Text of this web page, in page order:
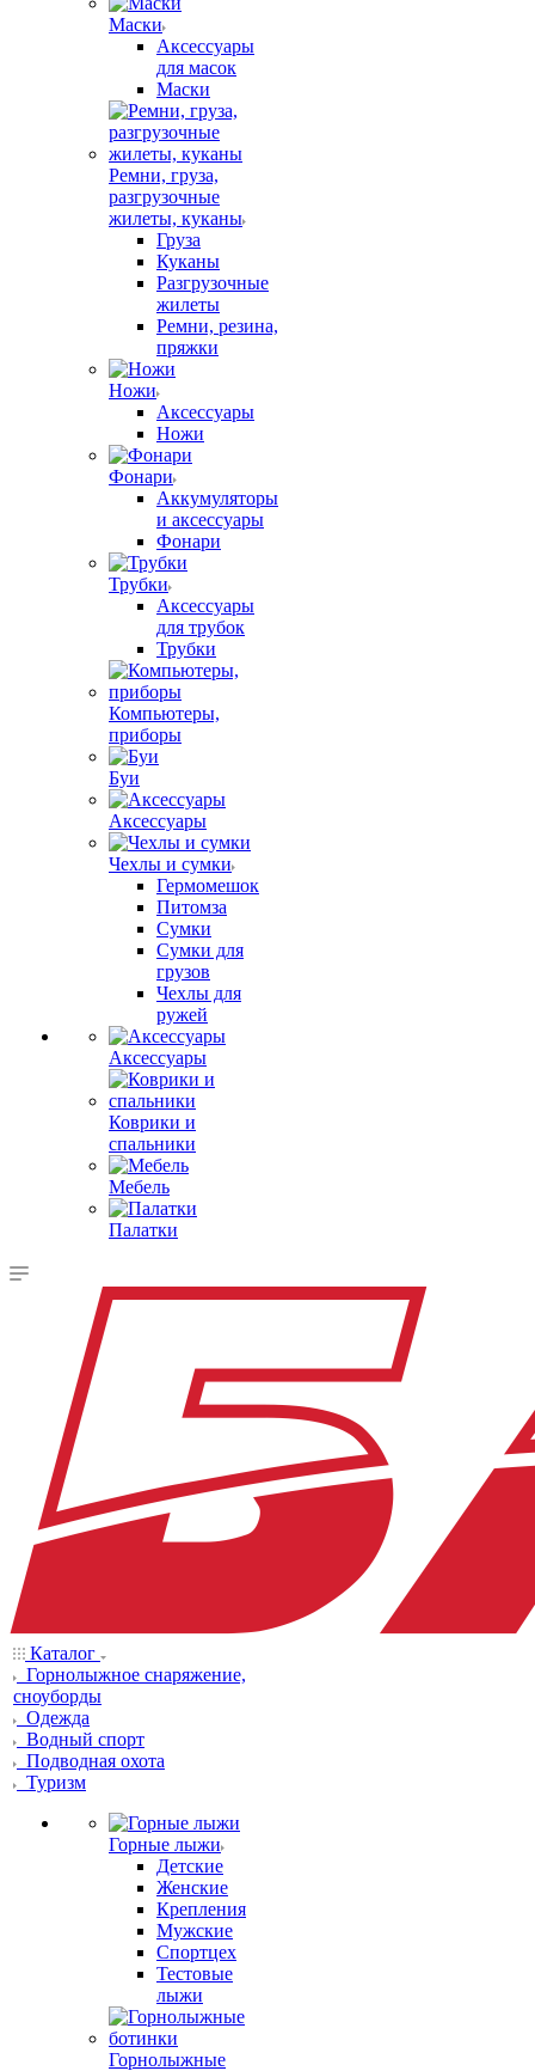
Маски
Аксессуары
для масок
Маски
Ремни, груза,
разгрузочные
жилеты, куканы
Груза
Куканы
Разгрузочные
жилеты
Ремни, резина,
пряжки
Ножи
Аксессуары
Ножи
Фонари
Аккумуляторы
и аксессуары
Фонари
Трубки
Аксессуары
для трубок
Трубки
Компьютеры,
приборы
Буи
Аксессуары
Чехлы и сумки
Гермомешок
Питомза
Сумки
Сумки для
грузов
Чехлы для
ружей
Аксессуары
Коврики и
спальники
Мебель
Палатки
Каталог
Горнолыжное снаряжение,
сноуборды
Одежда
Водный спорт
Подводная охота
Туризм
Горные лыжи
Детские
Женские
Крепления
Мужские
Спортцех
Тестовые
лыжи
Горнолыжные